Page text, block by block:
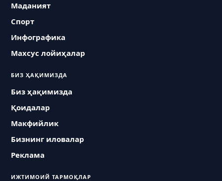
Маданият
Спорт
Инфографика
Махсус лойиҳалар
БИЗ ҲАҚИМИЗДА
Биз ҳақимизда
Қоидалар
Макфийлик
Бизнинг иловалар
Реклама
ИЖТИМОИЙ ТАРМОҚЛАР